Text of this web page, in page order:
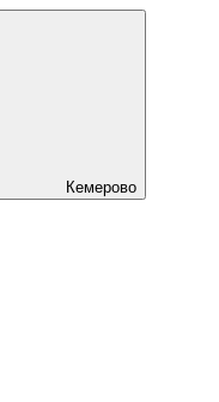
Кемерово